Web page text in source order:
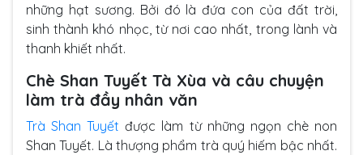
những hạt sương. Bởi đó là đứa con của đất trời,
sinh thành khó nhọc, từ nơi cao nhất, trong lành và
thanh khiết nhất.
Chè Shan Tuyết Tà Xùa và câu chuyện
làm trà đầy nhân văn
Trà Shan Tuyết được làm từ những ngọn chè non
Shan Tuyết. Là thượng phẩm trà quý hiếm bậc nhất.